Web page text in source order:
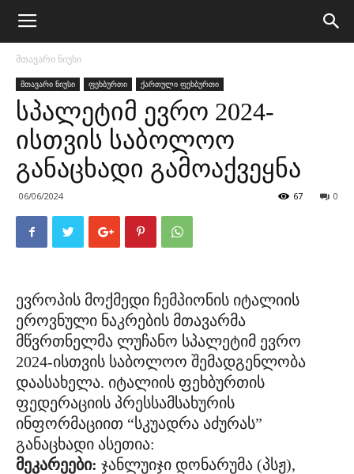
მთავარი ნიუსი
მთავარი ნიუსი ფეხბურთი ქართული ფეხბურთი
სპალეტიმ ევრო 2024-
ისთვის საბოლოო
განაცხადი გამოაქვეყნა
06/06/2024 0
67
ევროპის მოქმედი ჩემპიონის იტალიის
ეროვნული ნაკრების მთავარმა
მწვრთნელმა ლუჩანო სპალეტიმ ევრო
2024-ისთვის საბოლოო შემადგენლობა
დაასახელა. იტალიის ფეხბურთის
ფედერაციის პრესსამსახურის
ინფორმაციით “სკუადრა აძურას”
განაცხადი ასეთია:
მეკარეები: ჯანლუიჯი დონარუმა (პსჟ),